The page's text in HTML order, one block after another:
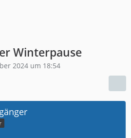
Winterpause
2024 um 18:54